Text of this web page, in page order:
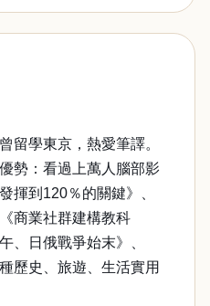
學東京，熱愛筆譯。
：看過上萬人腦部影
揮到120％的關鍵》、
商業社群建構教科
、日俄戰爭始末》、
歷史、旅遊、生活實用